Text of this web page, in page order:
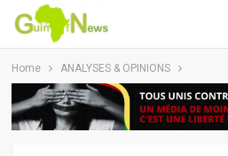
Home ANALYSES & OPINIONS